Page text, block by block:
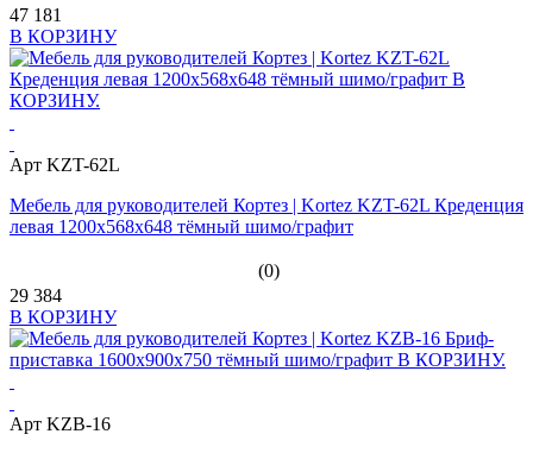
47 181
В КОРЗИНУ
Арт KZT-62L
Мебель для руководителей Кортез | Kortez KZT-62L Креденция
левая 1200х568x648 тёмный шимо/графит
(0)
29 384
В КОРЗИНУ
Арт KZB-16